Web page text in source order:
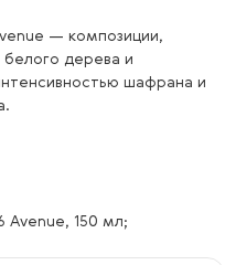
— композиции,
дерева и
шафрана и
Avenue, 150 мл;